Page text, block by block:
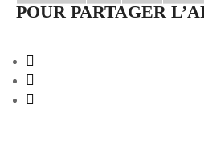
POUR PARTAGER